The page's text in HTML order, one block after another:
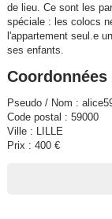
de lieu. Ce sont les
spéciale : les colocs
l'appartement seul.e
ses enfants.
Pseudo / Nom :
Code postal : 59000
Ville : LILLE
Prix : 400 €